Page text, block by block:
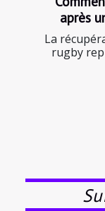
après
La
rugby